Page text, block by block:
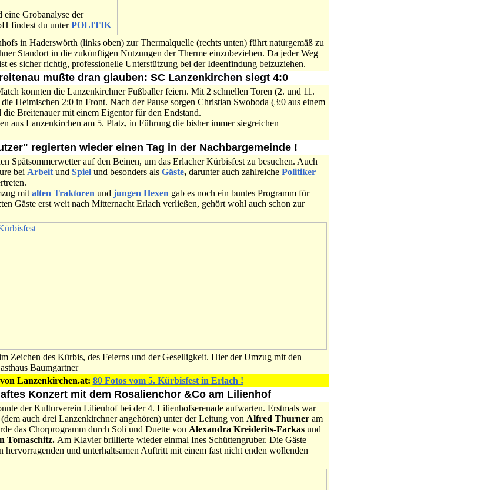
eine Grobanalyse der
findest du unterPOLITIK
in Haderswörth (links oben) zur Thermalquelle (rechts unten) führt naturgemäß zu
Standort in die zukünftigen Nutzungen der Therme einzubeziehen. Da jeder Weg
es sicher richtig, professionelle Unterstützung bei der Ideenfindung beizuziehen.
mußte dran glauben: SC Lanzenkirchen siegt 4:0
konnten die Lanzenkirchner Fußballer feiern. Mit 2 schnellen Toren (2. und 11.
Heimischen 2:0 in Front. Nach der Pause sorgen Christian Swoboda (3:0 aus einem
Breitenauer mit einem Eigentor für den Endstand.
aus Lanzenkirchen am 5. Platz, in Führung die bisher immer siegreichen
regierten wieder einen Tag in der Nachbargemeinde !
Spätsommerwetter auf den Beinen, um das Erlacher Kürbisfest zu besuchen. Auch
bei Arbeit und Spiel und besonders als Gäste, darunter auch zahlreiche Politiker
mit alten Traktoren und jungen Hexen gab es noch ein buntes Programm für
Gäste erst weit nach Mitternacht Erlach verließen, gehört wohl auch schon zur
Zeichen des Kürbis, des Feierns und der Geselligkeit. Hier der Umzug mit den
Baumgartner
Lanzenkirchen.at: 80 Fotos vom 5. Kürbisfest in Erlach !
Konzert mit dem Rosalienchor &Co am Lilienhof
der Kulturverein Lilienhof bei der 4. Lilienhofserenade aufwarten. Erstmals war
auch drei Lanzenkirchner angehören) unter der Leitung von Alfred Thurner am
das Chorprogramm durch Soli und Duette von Alexandra Kreiderits-Farkas und
Tomaschitz. Am Klavier brillierte wieder einmal Ines Schüttengruber. Die Gäste
hervorragenden und unterhaltsamen Auftritt mit einem fast nicht enden wollenden